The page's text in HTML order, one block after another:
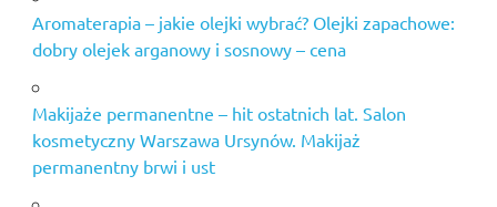
Aromaterapia – jakie olejki wybrać? Olejki zapachowe:
dobry olejek arganowy i sosnowy – cena
Makijaże permanentne – hit ostatnich lat. Salon
kosmetyczny Warszawa Ursynów. Makijaż
permanentny brwi i ust